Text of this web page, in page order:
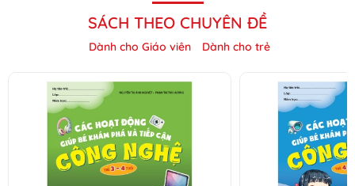
SÁCH THEO CHUYÊN ĐỀ
Dành cho Giáo viên Dành cho trẻ